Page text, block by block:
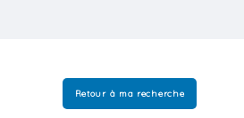
Retour à ma recherche